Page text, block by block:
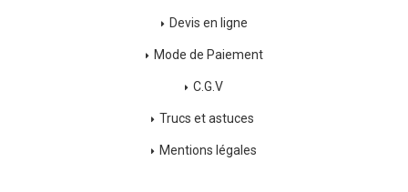
Devis en ligne
Mode de Paiement
C.G.V
Trucs et astuces
Mentions légales